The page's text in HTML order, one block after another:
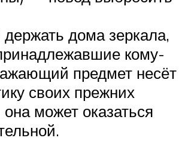
дома зеркала,
кому-
предмет несёт
своих прежних
она может оказаться